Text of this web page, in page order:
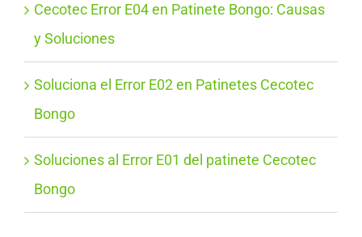
Cecotec Error E04 en Patinete Bongo: Causas
y Soluciones
Soluciona el Error E02 en Patinetes Cecotec
Bongo
Soluciones al Error E01 del patinete Cecotec
Bongo